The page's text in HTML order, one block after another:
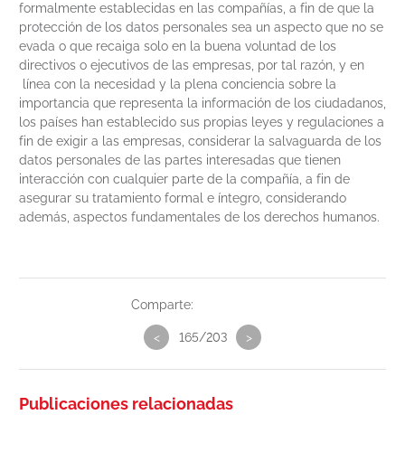
formalmente establecidas en las compañías, a fin de que la
protección de los datos personales sea un aspecto que no se
evada o que recaiga solo en la buena voluntad de los
directivos o ejecutivos de las empresas, por tal razón, y en
línea con la necesidad y la plena conciencia sobre la
importancia que representa la información de los ciudadanos,
los países han establecido sus propias leyes y regulaciones a
fin de exigir a las empresas, considerar la salvaguarda de los
datos personales de las partes interesadas que tienen
interacción con cualquier parte de la compañía, a fin de
asegurar su tratamiento formal e íntegro, considerando
además, aspectos fundamentales de los derechos humanos.
Comparte:
< 165/203 >
Publicaciones relacionadas